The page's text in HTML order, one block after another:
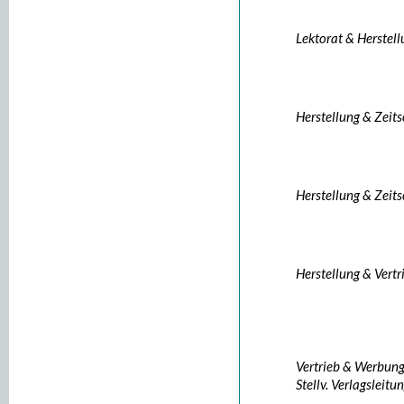
Lektorat &
Herstellung &
Herstellung &
Herstellung &
Vertrieb & Werbung
Stellv.